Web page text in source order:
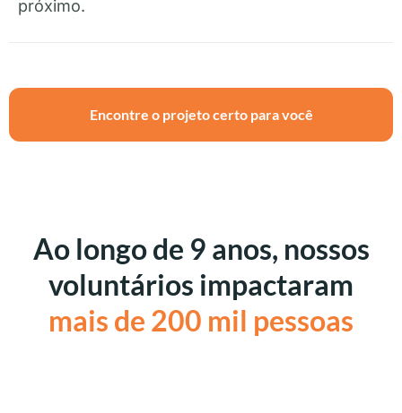
próximo.
Encontre o projeto certo para você
Ao longo de 9 anos, nossos
voluntários impactaram
mais de 200 mil pessoas